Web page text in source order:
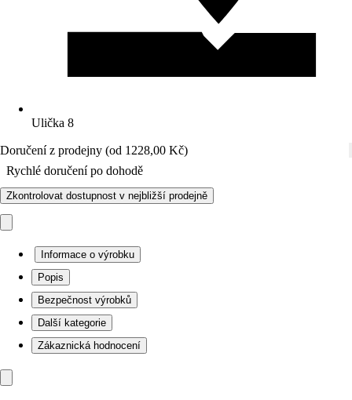
Ulička 8
Doručení z prodejny (od 1228,00 Kč)
Rychlé doručení po dohodě
Zkontrolovat dostupnost v nejbližší prodejně
Informace o výrobku
Popis
Bezpečnost výrobků
Další kategorie
Zákaznická hodnocení